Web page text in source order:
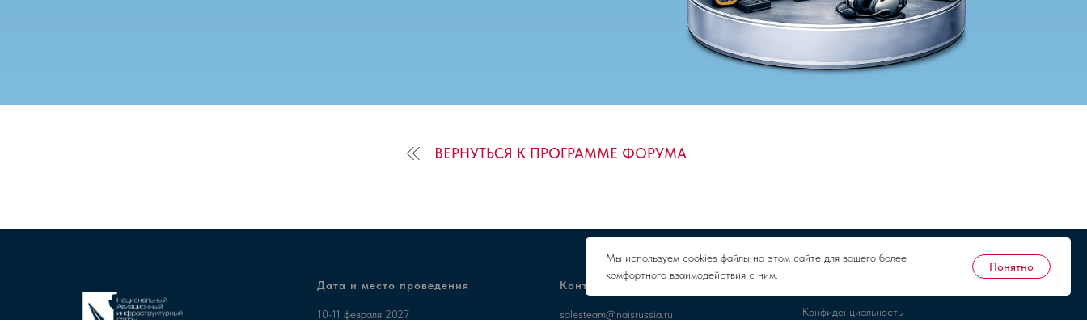
ВЕРНУТЬСЯ К ПРОГРАММЕ ФОРУМА
Дата и место проведения
10-11 февраля 2027
Контакты
salesteam@naisrussia.ru
Конфиденциальность
Мы используем cookies файлы на этом сайте для вашего более
комфортного взаимодействия с ним.
Понятно